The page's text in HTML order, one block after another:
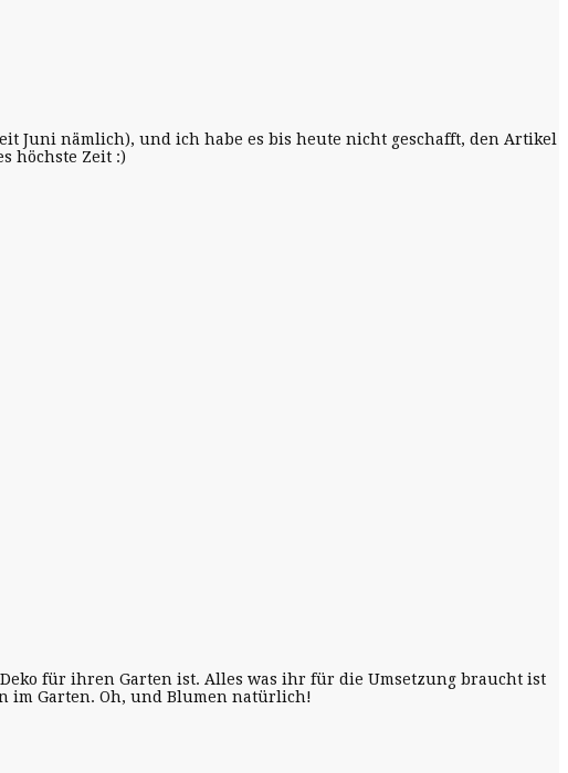
Juni nämlich), und ich habe es bis heute nicht geschafft, den Artikel
höchste Zeit :)
für ihren Garten ist. Alles was ihr für die Umsetzung braucht ist
im Garten. Oh, und Blumen natürlich!